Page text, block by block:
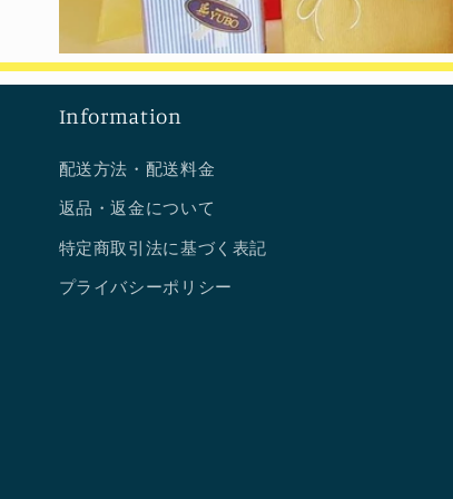
Information
配送方法・配送料金
返品・返金について
特定商取引法に基づく表記
プライバシーポリシー